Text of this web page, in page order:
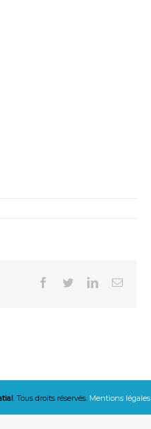
Facebook
TwitterLinkedinEmail
. Tous droits réservés. Mentions légales